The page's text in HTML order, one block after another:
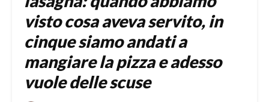
visto cosa aveva servito, in
cinque siamo andati a
mangiare la pizza e adesso
vuole delle scuse